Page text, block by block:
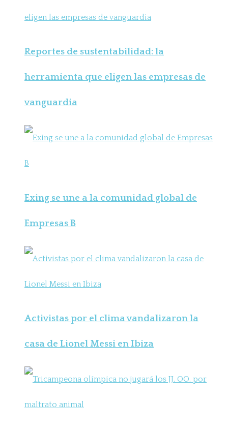
Reportes de sustentabilidad: la
herramienta que eligen las empresas de
vanguardia
Exing se une a la comunidad global de
Empresas B
Activistas por el clima vandalizaron la
casa de Lionel Messi en Ibiza